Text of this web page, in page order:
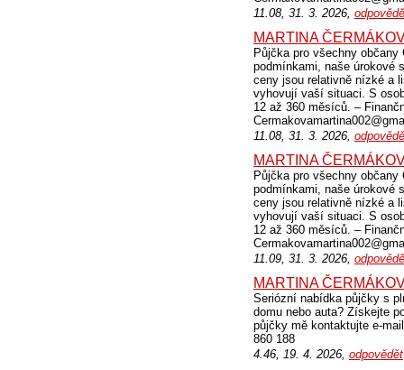
11.08, 31. 3. 2026,
MARTINA
Půjčka pro všechny
podmínkami, naše úrokové
ceny jsou relativně nízké a
vyhovují vaší situaci. S
12 až 360 měsíců. –
11.08, 31. 3. 2026,
MARTINA
Půjčka pro všechny
podmínkami, naše úrokové
ceny jsou relativně nízké a
vyhovují vaší situaci. S
12 až 360 měsíců. –
11.09, 31. 3. 2026,
MARTINA
Seriózní nabídka půjčky s
domu nebo auta? Získejte
půjčky mě kontaktujte e-
860 188
4.46, 19. 4. 2026, odpovědět